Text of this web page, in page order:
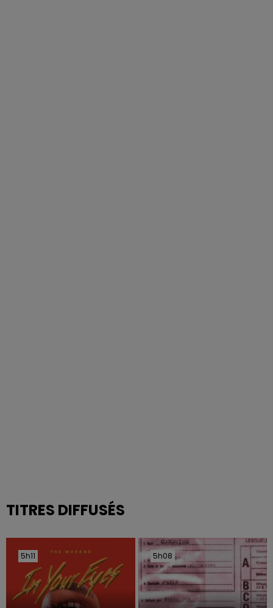
TITRES DIFFUSÉS
5h11
5h11 5h08
5h08